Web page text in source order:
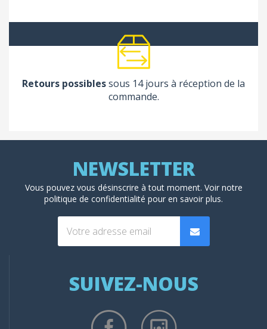
Retours possiblessous 14 jours à réception de la
commande.
Vous pouvez vous désinscrire à tout moment. Voir notre
politique de confidentialité pour en savoir plus.
SUIVEZ-NOUS